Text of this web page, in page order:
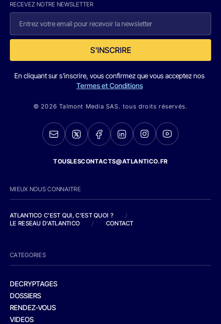
RECEVEZ NOTRE NEWSLETTER
S'INSCRIRE
En cliquant sur s'inscrire, vous confirmez que vous acceptez nos
Termes et Conditions
© 2026 Talmont Media SAS. tous droits réservés.
TOUSLESCONTACTS@ATLANTICO.FR
MIEUX NOUS CONNAITRE
ATLANTICO C'EST QUI, C'EST QUOI ?
/
LE RESEAU D'ATLANTICO
/ CONTACT
CATEGORIES
DECRYPTAGES
DOSSIERS
RENDEZ-VOUS
VIDEOS